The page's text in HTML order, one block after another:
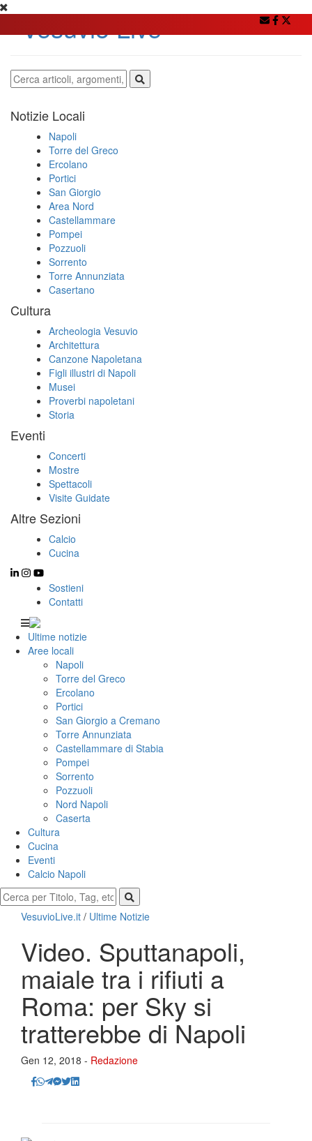
Notizie Locali
Napoli
Torre del Greco
Ercolano
Portici
San Giorgio
Area Nord
Castellammare
Pompei
Pozzuoli
Sorrento
Torre Annunziata
Casertano
Cultura
Archeologia Vesuvio
Architettura
Canzone Napoletana
Figli illustri di Napoli
Musei
Proverbi napoletani
Storia
Eventi
Concerti
Mostre
Spettacoli
Visite Guidate
Altre Sezioni
Calcio
Cucina
Sostieni
Contatti
Ultime notizie
Aree locali
Napoli
Torre del Greco
Ercolano
Portici
San Giorgio a Cremano
Torre Annunziata
Castellammare di Stabia
Pompei
Sorrento
Pozzuoli
Nord Napoli
Caserta
Cultura
Cucina
Eventi
Calcio Napoli
VesuvioLive.it / Ultime Notizie
Video. Sputtanapoli,
maiale tra i rifiuti a
Roma: per Sky si
tratterebbe di Napoli
Gen 12, 2018 - Redazione